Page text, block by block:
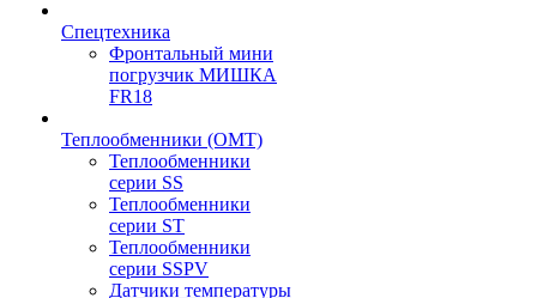
Спецтехника
Фронтальный мини
погрузчик МИШКА
FR18
Теплообменники (OMT)
Теплообменники
серии SS
Теплообменники
серии ST
Теплообменники
серии SSPV
Датчики температуры